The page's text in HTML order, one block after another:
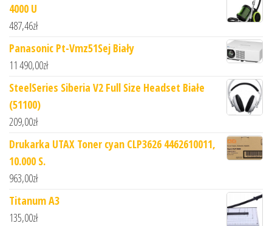
4000 U
487,46zł
Panasonic Pt-Vmz51Sej Biały
11 490,00zł
SteelSeries Siberia V2 Full Size Headset Białe
(51100)
209,00zł
Drukarka UTAX Toner cyan CLP3626 4462610011,
10.000 S.
963,00zł
Titanum A3
135,00zł